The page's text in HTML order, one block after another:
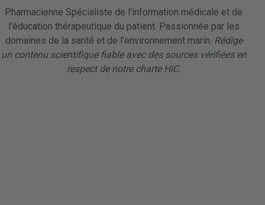
Pharmacienne Spécialiste de l'information médicale et de
l'éducation thérapeutique du patient. Passionnée par les
domaines de la santé et de l'environnement marin. Rédige
un contenu scientifique fiable avec des sources vérifiées en
respect de notre charte HIC.